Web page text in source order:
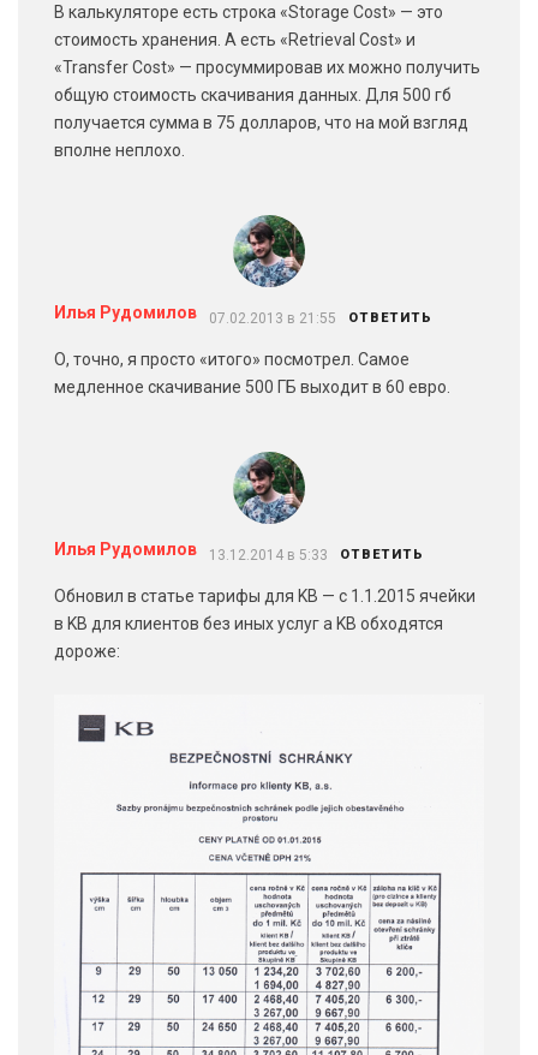
В калькуляторе есть строка «Storage Cost» — это
стоимость хранения. А есть «Retrieval Cost» и
«Transfer Cost» — просуммировав их можно получить
общую стоимость скачивания данных. Для 500 гб
получается сумма в 75 долларов, что на мой взгляд
вполне неплохо.
Илья Рудомилов 07.02.2013 в 21:55 ОТВЕТИТЬ
О, точно, я просто «итого» посмотрел. Самое
медленное скачивание 500 ГБ выходит в 60 евро.
Илья Рудомилов 13.12.2014 в 5:33 ОТВЕТИТЬ
Обновил в статье тарифы для KB — с 1.1.2015 ячейки
в KB для клиентов без иных услуг а KB обходятся
дороже: